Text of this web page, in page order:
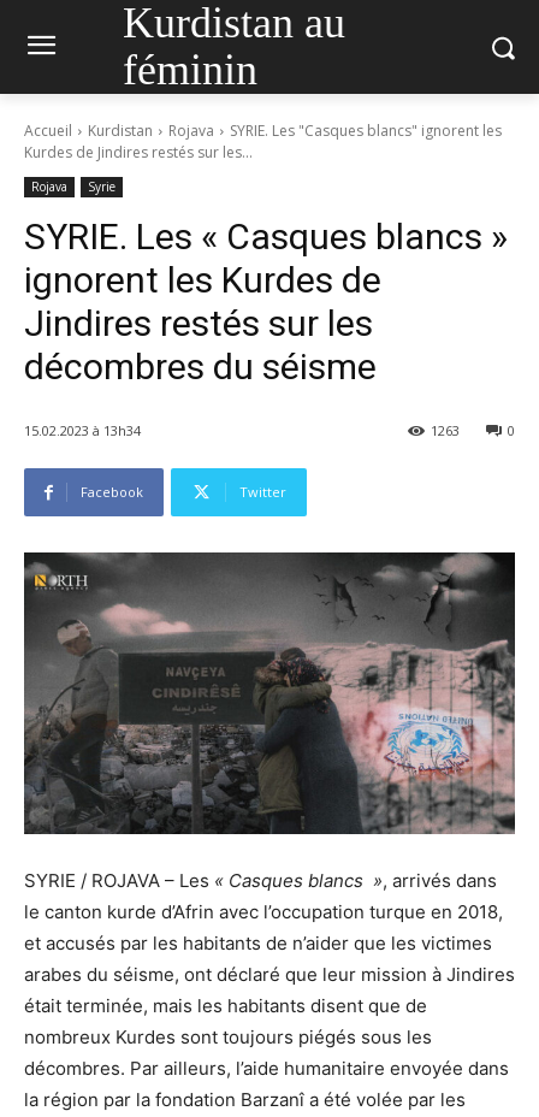
Kurdistan au
féminin
Accueil Kurdistan Rojava
SYRIE. Les "Casques blancs" ignorent les
Kurdes de Jindires restés sur les...
Rojava Syrie
SYRIE. Les « Casques blancs »
ignorent les Kurdes de
Jindires restés sur les
décombres du séisme
15.02.2023 à 13h34 0
1263
Facebook Twitter
SYRIE / ROJAVA – Les « Casques blancs », arrivés dans
le canton kurde d’Afrin avec l’occupation turque en 2018,
et accusés par les habitants de n’aider que les victimes
arabes du séisme, ont déclaré que leur mission à Jindires
était terminée, mais les habitants disent que de
nombreux Kurdes sont toujours piégés sous les
décombres. Par ailleurs, l’aide humanitaire envoyée dans
la région par la fondation Barzanî a été volée par les